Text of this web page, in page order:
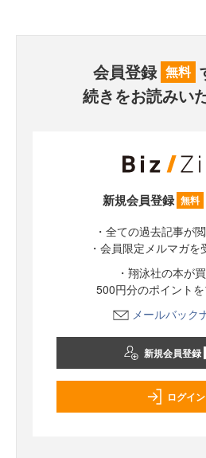
会員登録 無料
続きをお読みい
新規会員登録 無料
・全ての過去記事が
・会員限定メルマガを
・翔泳社の本が
500円分のポイント
メールバック
新規会員登録
ログイン